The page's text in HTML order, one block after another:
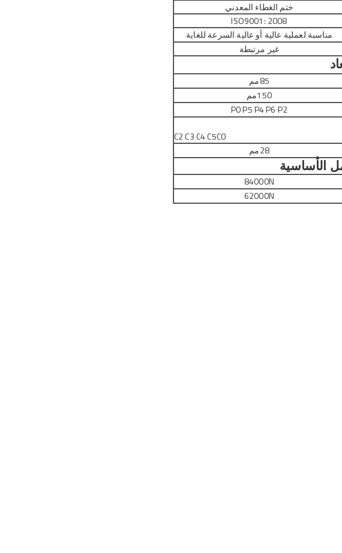
ختم الغطاء المعدني
ISO9001: 2008
مناسبة لعملية عالية أو عالية السرعة للغاية
غير مرتبطة
85مم
150مم
P0 P5 P4 P6 P2
C2 C3 C4 C5C0
28مم
الأساسية
84000N
62000N